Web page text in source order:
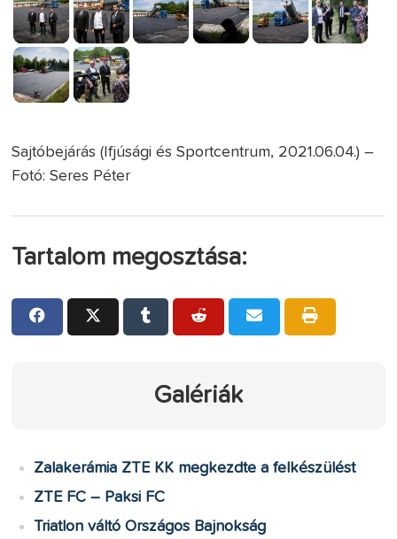
Sajtóbejárás (Ifjúsági és Sportcentrum, 2021.06.04.) –
Fotó: Seres Péter
Tartalom megosztása:
Galériák
Zalakerámia ZTE KK megkezdte a felkészülést
ZTE FC – Paksi FC
Triatlon váltó Országos Bajnokság